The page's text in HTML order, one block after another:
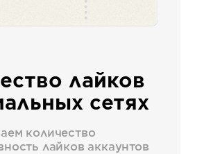
лайков
сетях
количество
лайков аккаунтов